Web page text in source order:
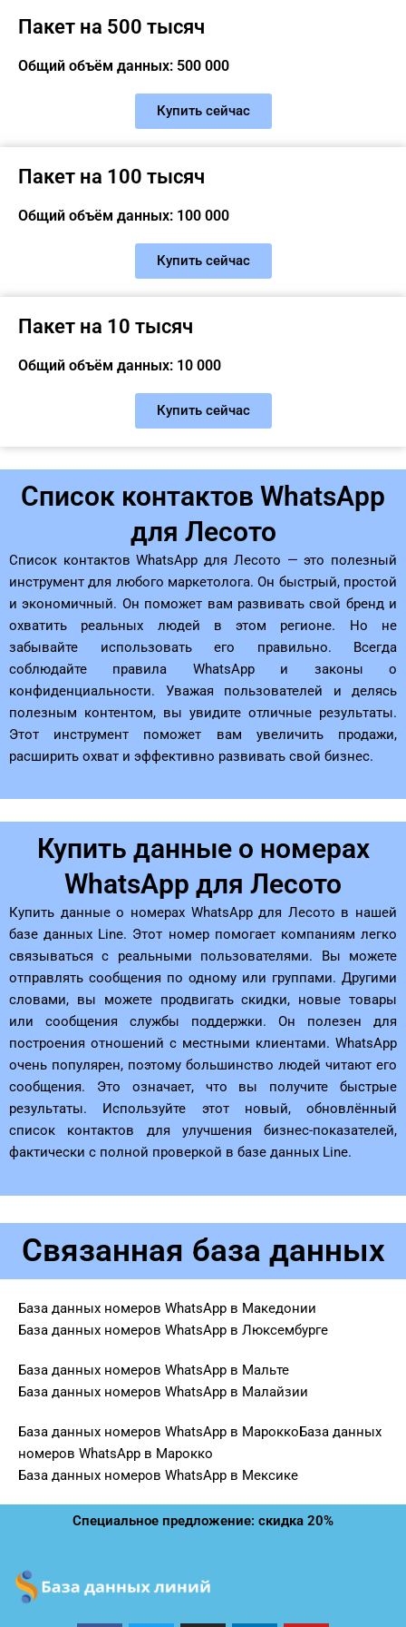
Пакет на 500 тысяч
Общий объём данных: 500 000
Купить сейчас
Пакет на 100 тысяч
Общий объём данных: 100 000
Купить сейчас
Пакет на 10 тысяч
Общий объём данных: 10 000
Купить сейчас
Список контактов WhatsApp
для Лесото
Список контактов WhatsApp для Лесото — это полезный
инструмент для любого маркетолога. Он быстрый, простой
и экономичный. Он поможет вам развивать свой бренд и
охватить реальных людей в этом регионе. Но не
забывайте использовать его правильно. Всегда
соблюдайте правила WhatsApp и законы о
конфиденциальности. Уважая пользователей и делясь
полезным контентом, вы увидите отличные результаты.
Этот инструмент поможет вам увеличить продажи,
расширить охват и эффективно развивать свой бизнес.
Купить данные о номерах
WhatsApp для Лесото
Купить данные о номерах WhatsApp для Лесото в нашей
базе данных Line. Этот номер помогает компаниям легко
связываться с реальными пользователями. Вы можете
отправлять сообщения по одному или группами. Другими
словами, вы можете продвигать скидки, новые товары
или сообщения службы поддержки. Он полезен для
построения отношений с местными клиентами. WhatsApp
очень популярен, поэтому большинство людей читают его
сообщения. Это означает, что вы получите быстрые
результаты. Используйте этот новый, обновлённый
список контактов для улучшения бизнес-показателей,
фактически с полной проверкой в ​​базе данных Line.
Связанная база данных
База данных номеров WhatsApp в Македонии
База данных номеров WhatsApp в Люксембурге
База данных номеров WhatsApp в Мальте
База данных номеров WhatsApp в Малайзии
База данных номеров WhatsApp в МароккоБаза данных
номеров WhatsApp в Марокко
База данных номеров WhatsApp в Мексике
Специальное предложение: скидка 20%